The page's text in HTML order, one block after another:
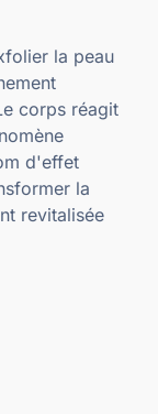
la peau
corps réagit
d'effet
la
revitalisée